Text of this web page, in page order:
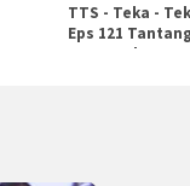
TTS - Teka -
Eps 121
Pengetahuan